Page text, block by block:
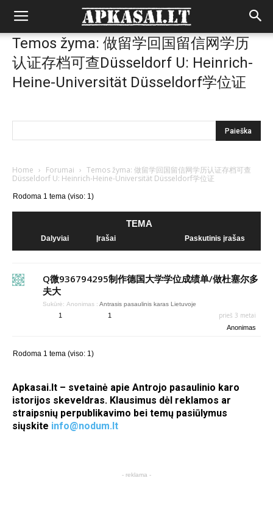
Temos žyma: 做留学回国留信网学历
认证存档可查Düsseldorf U: Heinrich-
Heine-Universität Düsseldorf学位证
Home › Forumai › Temos žyma: 做留学回国留信网学历认证存档可查
Düsseldorf U: Heinrich-Heine-Universität Düsseldorf学位证
Rodoma 1 tema (viso: 1)
TEMA
Dalyviai Įrašai Paskutinis įrašas
Q微936794295制作德国大学学位成绩单/做杜塞尔多
夫大
Sukūrė: Anonimas : Antrasis pasaulinis karas Lietuvoje
1 1 prieš 3 metai
Anonimas
Rodoma 1 tema (viso: 1)
Apkasai.lt – svetainė apie Antrojo pasaulinio karo
istorijos skeveldras. Klausimus dėl reklamos ar
straipsnių perpublikavimo bei temų pasiūlymus
siųskite info@nodum.lt
- reklama -